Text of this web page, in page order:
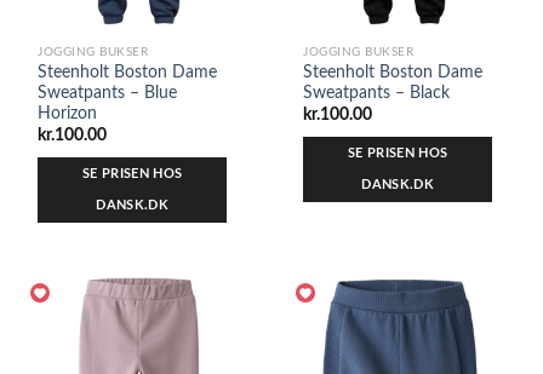
JOGGING BUKSER
Steenholt Boston Dame
Sweatpants – Blue
Horizon
kr.100.00
SE PRISEN HOS
DANSK.DK
JOGGING BUKSER
Steenholt Boston Dame
Sweatpants – Black
kr.100.00
SE PRISEN HOS
DANSK.DK